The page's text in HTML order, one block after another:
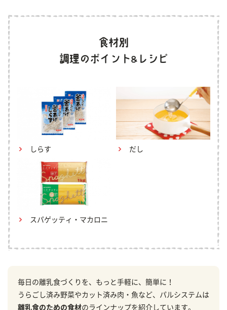
しらす だし
スパゲッティ・マカロニ
毎日の離乳食づくりを、もっと手軽に、簡単に！
うらごし済み野菜やカット済み肉・魚など、パルシステムは
離乳食のための食材のラインナップを紹介しています。